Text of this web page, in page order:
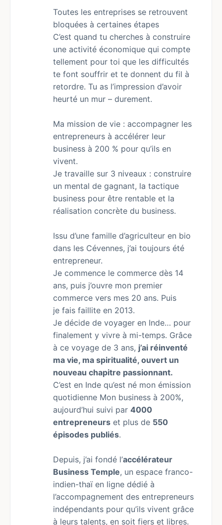
Toutes les entreprises se retrouvent
bloquées à certaines étapes
C’est quand tu cherches à construire
une activité économique qui compte
tellement pour toi que les difficultés
te font souffrir et te donnent du fil à
retordre. Tu as l’impression d’avoir
heurté un mur – durement.
Ma mission de vie : accompagner les
entrepreneurs à accélérer leur
business à 200 % pour qu’ils en
vivent.
Je travaille sur 3 niveaux : construire
un mental de gagnant, la tactique
business pour être rentable et la
réalisation concrète du business.
Issu d’une famille d’agriculteur en bio
dans les Cévennes, j’ai toujours été
entrepreneur.
Je commence le commerce dès 14
ans, puis j’ouvre mon premier
commerce vers mes 20 ans. Puis
je fais faillite en 2013.
Je décide de voyager en Inde… pour
finalement y vivre à mi-temps. Grâce
à ce voyage de 3 ans, j’ai réinventé
ma vie, ma spiritualité, ouvert un
nouveau chapitre passionnant.
C’est en Inde qu’est né mon émission
quotidienne Mon business à 200%,
aujourd’hui suivi par4000
entrepreneurs et plus de 550
épisodes publiés.
Depuis, j’ai fondé l’accélérateur
Business Temple, un espace franco-
indien-thaï en ligne dédié à
l’accompagnement des entrepreneurs
indépendants pour qu’ils vivent grâce
à leurs talents, en soit fiers et libres.